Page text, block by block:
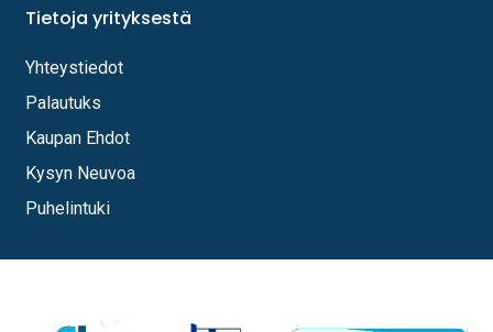
Tietoja yrityksestä
Yhteystiedot
Palautuks
Kaupan Ehdot
Kysyn Neuvoa
Puhelintuki